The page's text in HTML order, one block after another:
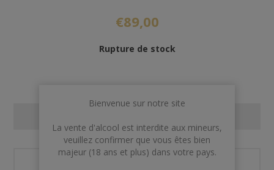
€89,00
Rupture de stock
Bienvenue sur notre site
La vente d'alcool est interdite aux mineurs,
veuillez confirmer que vous êtes bien
majeur (18 ans et plus) dans votre pays.